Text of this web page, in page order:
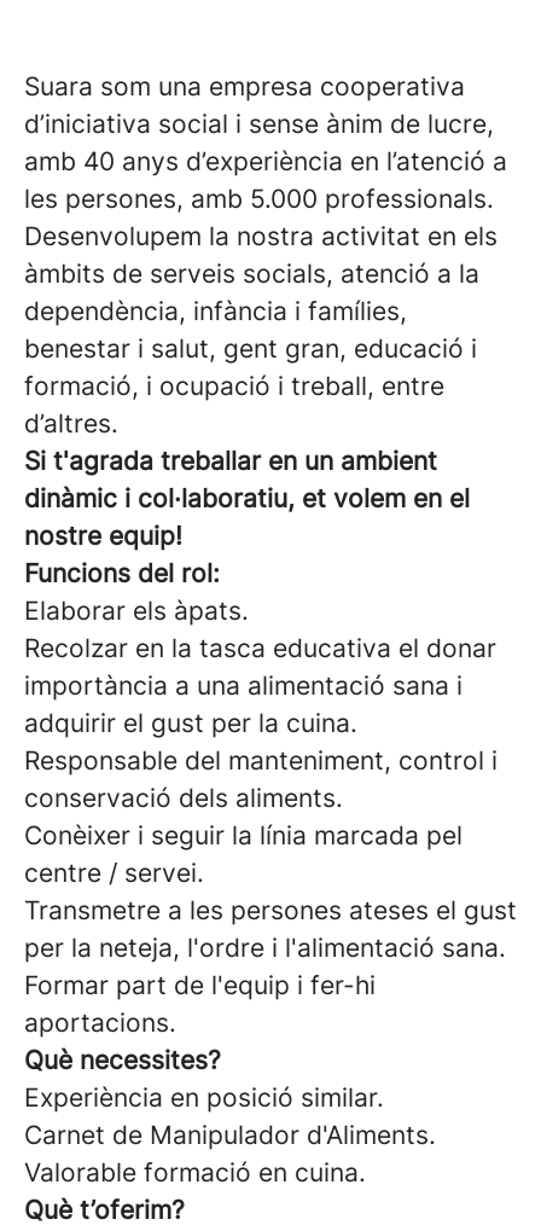
Suara som una empresa cooperativa
d’iniciativa social i sense ànim de lucre,
amb 40 anys d’experiència en l’atenció a
les persones, amb 5.000 professionals.
Desenvolupem la nostra activitat en els
àmbits de serveis socials, atenció a la
dependència, infància i famílies,
benestar i salut, gent gran, educació i
formació, i ocupació i treball, entre
d’altres.
Si t'agrada treballar en un ambient
dinàmic i col·laboratiu, et volem en el
nostre equip!
Funcions del rol:
Elaborar els àpats.
Recolzar en la tasca educativa el donar
importància a una alimentació sana i
adquirir el gust per la cuina.
Responsable del manteniment, control i
conservació dels aliments.
Conèixer i seguir la línia marcada pel
centre / servei.
Transmetre a les persones ateses el gust
per la neteja, l'ordre i l'alimentació sana.
Formar part de l'equip i fer-hi
aportacions.
Què necessites?
Experiència en posició similar.
Carnet de Manipulador d'Aliments.
Valorable formació en cuina.
Què t’oferim?